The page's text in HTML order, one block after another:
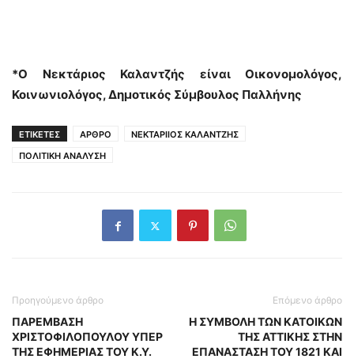
*Ο Νεκτάριος Καλαντζής είναι Οικονομολόγος,
Κοινωνιολόγος, Δημοτικός Σύμβουλος Παλλήνης
ΕΤΙΚΕΤΕΣ ΑΡΘΡΟ
ΝΕΚΤΑΡΙΙΟΣ ΚΑΛΑΝΤΖΗΣ
ΠΟΛΙΤΙΚΗ ΑΝΑΛΥΣΗ
Προηγούμενο άρθρο
ΠΑΡΕΜΒΑΣΗ
ΧΡΙΣΤΟΦΙΛΟΠΟΥΛΟΥ ΥΠΕΡ
ΤΗΣ ΕΦΗΜΕΡΙΑΣ ΤΟΥ Κ.Υ.
Επόμενο άρθρο
Η ΣΥΜΒΟΛΗ ΤΩΝ ΚΑΤΟΙΚΩΝ
ΤΗΣ ΑΤΤΙΚΗΣ ΣΤΗΝ
ΕΠΑΝΑΣΤΑΣΗ ΤΟΥ 1821 ΚΑΙ